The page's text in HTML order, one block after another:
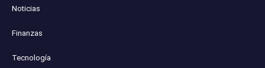
Noticias
Finanzas
Tecnología